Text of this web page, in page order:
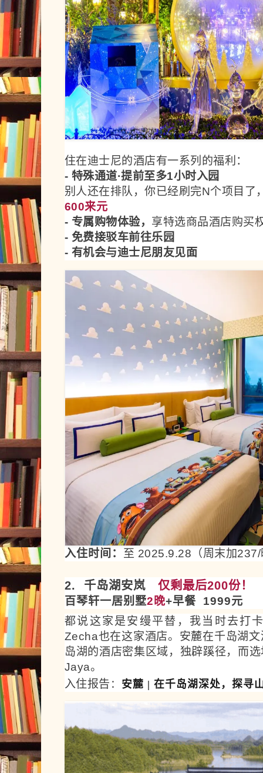
住在迪士尼的酒店有一系列的福利：
- 特殊通道·提前至多1小时入园
别人还在排队，你已经刷完N个项目了
600来元
- 专属购物体验， 享特选商品酒店购买
- 免费接驳车前往乐园
- 有机会与迪士尼朋友见面
入住时间： 至 2025.9.28（周末加237/
2. 千岛湖安岚 仅剩最后200份！
百琴轩一居别墅2晚+早餐 1999元
都说这家是安缦平替，我当时去打
Zecha也在这家酒店。 安麓在千岛湖
岛湖的酒店密集区域，独辟蹊径，而
Jaya。
入住报告 ： 安麓 | 在千岛湖深处，探寻